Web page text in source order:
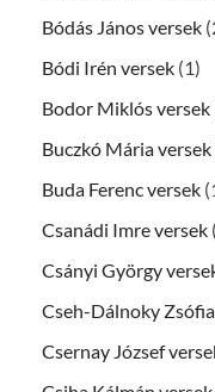
Bódás János versek
Bódi Irén versek (1)
Bodor Miklós versek
Buczkó Mária versek
Buda Ferenc versek
Csanádi Imre versek
Csányi György
Cseh-Dálnoky
Csernay József